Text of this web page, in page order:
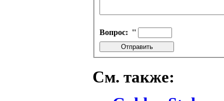
Вопрос: ''
См. также: